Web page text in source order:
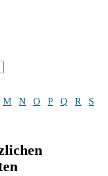
M N O P Q R
S